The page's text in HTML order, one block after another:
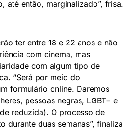
até então, marginalizado”, frisa.
ter entre 18 e 22 anos e não
com cinema, mas
com algum tipo de
“Será por meio do
formulário online. Daremos
pessoas negras, LGBT+ e
reduzida). O processo de
durante duas semanas”, finaliza